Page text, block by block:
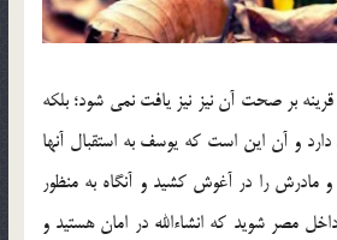
بر صحت آن نيز نيز يافت نمي شود؛ بلكه
و آن اين است كه يوسف به استقبال آنها
مادرش را در آغوش كشيد و آنگاه به منظور
مصر شويد كه انشاءالله در امان هستيد و